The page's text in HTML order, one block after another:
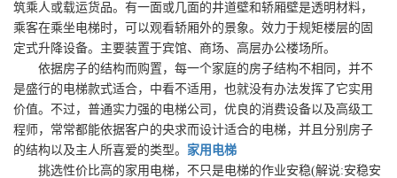
筑乘人或载运货品。有一面或几面的井道壁和轿厢壁是透明材料，
乘客在乘坐电梯时，可以观看轿厢外的景象。效力于规矩楼层的固
定式升降设备。主要装置于宾馆、商场、高层办公楼场所。
依据房子的结构而购置，每一个家庭的房子结构不相同，并不
是盛行的电梯款式适合，中看不适用，也就没有办法发挥了它实用
价值。不过，普通实力强的电梯公司，优良的消费设备以及高级工
程师，常常都能依据客户的央求而设计适合的电梯，并且分别房子
的结构以及主人所喜爱的类型。 家用电梯
挑选性价比高的家用电梯，不只是电梯的作业安稳(解说:安稳安